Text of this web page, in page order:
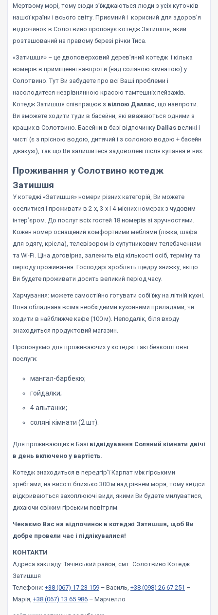
Мертвому морі, тому сюди з’їжджаються люди з усіх куточків
нашої країни і всього світу. Приємний і корисний для здоров’я
відпочинок в Солотвино пропонує котедж Затишшя, який
розташований на правому березі річки Тиса.
«Затишшя» – це двоповерховий дерев’яний котедж і кілька
номерів в приміщенні навпроти (над соляною кімнатою) у
Солотвино. Тут Ви забудете про всі Ваші проблеми і
насолодитеся незрівнянною красою тамтешніх пейзажів.
Котедж Затишшя співпрацює з віллою Даллас, що навпроти.
Ви зможете ходити туди в басейни, які вважаються одними з
кращих в Солотвино. Басейни в базі відпочинку Dallas великі і
чисті (є з прісною водою, дитячий і з солоною водою + басейн
джакузі), так що Ви залишитеся задоволені після купання в них.
Проживання у Солотвино котедж
Затишшя
У котеджі «Затишшя» номери різних категорій, Ви можете
оселитися і проживати в 2-х, 3-х і 4-місних номерах з чудовим
інтер’єром. До послуг всіх гостей 18 номерів зі зручностями.
Кожен номер оснащений комфортними меблями (ліжка, шафа
для одягу, крісла), телевізором із супутниковим телебаченням
та Wi-Fi. Ціна договірна, залежить від кількості осіб, терміну та
періоду проживання. Господарі зроблять щедру знижку, якщо
Ви будете проживати досить великий період часу.
Харчування: можете самостійно готувати собі їжу на літній кухні.
Вона обладнана всіма необхідними кухонними приладами, чи
ходити в найближче кафе (100 м). Неподалік, біля входу
знаходиться продуктовий магазин.
Пропонуємо для проживаючих у котеджі такі безкоштовні
послуги:
мангал-барбекю;
гойдалки;
4 альтанки;
соляні кімнати (2 шт).
Для проживающих в Базі відвідування Соляний кімнати двічі
в день включено у вартість.
Котедж знаходиться в передгір’ї Карпат між гірськими
хребтами, на висоті близько 300 м над рівнем моря, тому звідси
відкриваються захоплюючі види, якими Ви будете милуватися,
дихаючи свіжим гірським повітрям.
Чекаємо Вас на відпочинок в котеджі Затишшя, щоб Ви
добре провели час і підлікувалися!
КОНТАКТИ
Адреса закладу: Тячівський район, смт. Солотвино Котедж
Затишшя
Телефони: +38 (067) 17 23 159 – Василь, +38 (098) 26 67 251 –
Марія, +38 (067) 13 65 986 – Марчелло